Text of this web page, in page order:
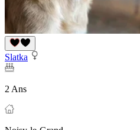
Slatka
2 Ans